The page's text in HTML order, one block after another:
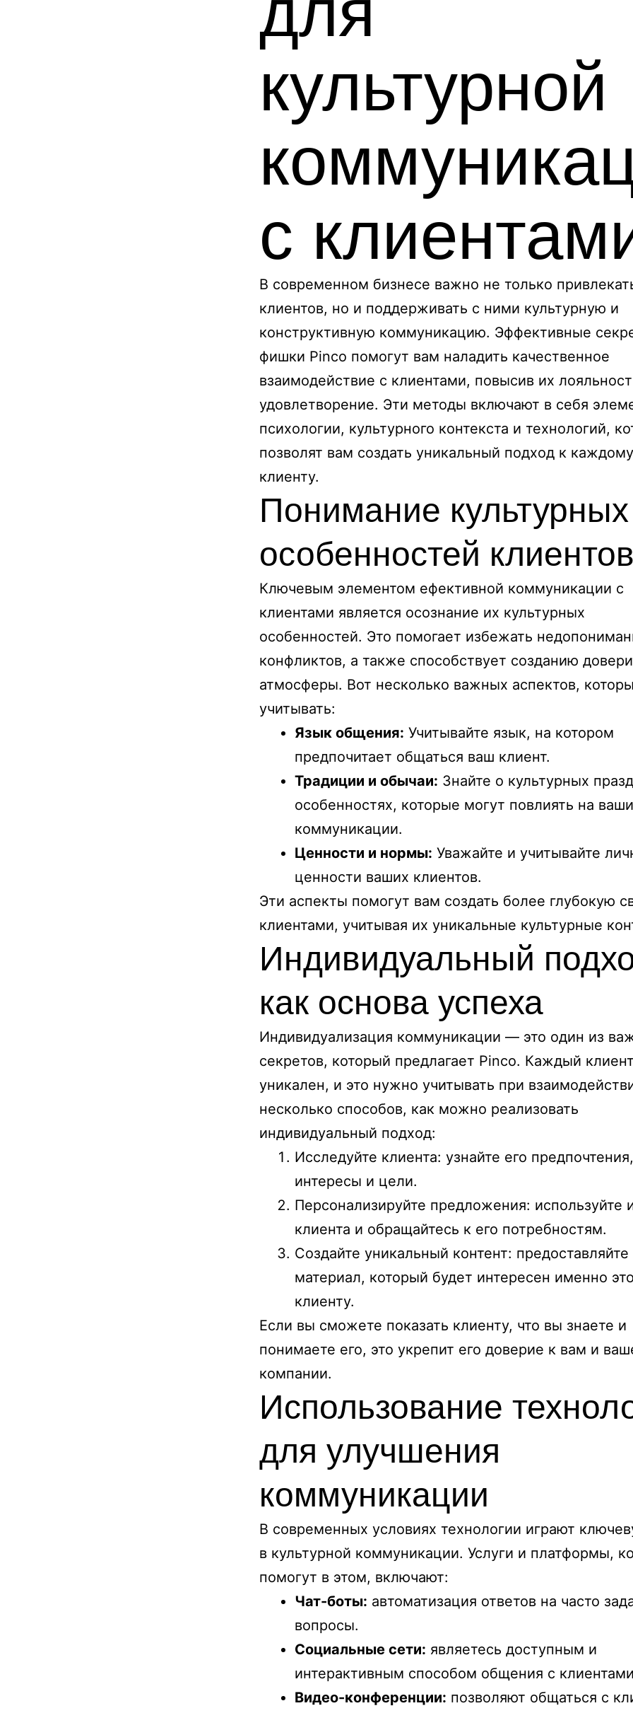
культурной
с
В современном бизнесе важно не только
клиентов, но и поддерживать с ними культурную и
конструктивную коммуникацию. Эффективные
фишки Pinco помогут вам наладить качественное
взаимодействие с клиентами, повысив их
удовлетворение. Эти методы включают в себя
психологии, культурного контекста и технологий,
позволят вам создать уникальный подход к каждому
клиенту.
Понимание культурных
особенностей
Ключевым элементом ефективной коммуникации с
клиентами является осознание их культурных
особенностей. Это помогает избежать
конфликтов, а также способствует созданию
атмосферы. Вот несколько важных аспектов,
учитывать:
Язык общения: Учитывайте язык, на котором
предпочитает общаться ваш клиент.
Традиции и обычаи: Знайте о культурных
особенностях, которые могут повлиять на ваши
коммуникации.
Ценности и нормы: Уважайте и учитывайте
ценности ваших клиентов.
Эти аспекты помогут вам создать более глубокую
клиентами, учитывая их уникальные культурные
Индивидуальный
как основа успеха
Индивидуализация коммуникации — это один из
секретов, который предлагает Pinco. Каждый
уникален, и это нужно учитывать при
несколько способов, как можно реализовать
индивидуальный подход:
Исследуйте клиента: узнайте его предпочтения,
интересы и цели.
Персонализируйте предложения: используйте
клиента и обращайтесь к его потребностям.
Создайте уникальный контент: предоставляйте
материал, который будет интересен именно
клиенту.
Если вы сможете показать клиенту, что вы знаете и
понимаете его, это укрепит его доверие к вам и
компании.
Использование
для улучшения
коммуникации
В современных условиях технологии играют
в культурной коммуникации. Услуги и платформы,
помогут в этом, включают:
Чат-боты: автоматизация ответов на часто
вопросы.
Социальные сети: являетесь доступным и
интерактивным способом общения с
Видео-конференции: позволяют общаться с